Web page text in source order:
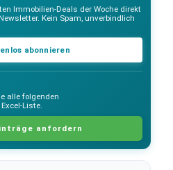
Immobilien-Deals der Woche direkt
Kein Spam, unverbindlich
abonnieren
alle folgenden
Liste.
anfordern